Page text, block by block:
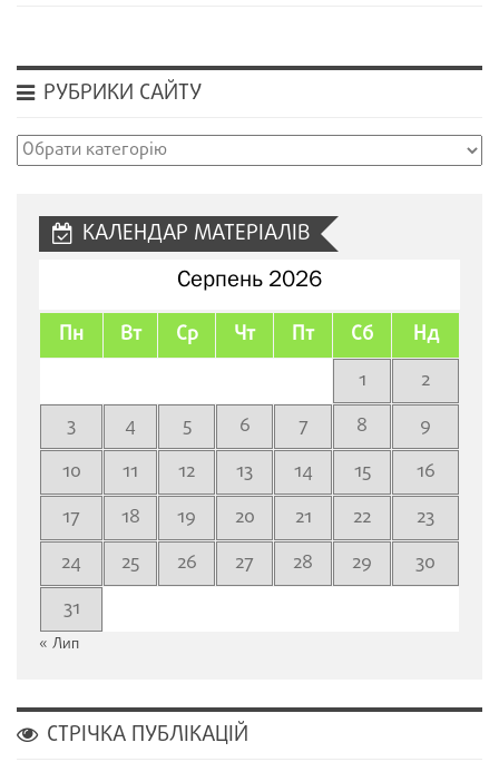
РУБРИКИ САЙТУ
Рубрики
КАЛЕНДАР МАТЕРІАЛІВ
Серпень 2026
Пн Вт Ср Чт Пт Сб Нд
1
2
3
4 5 6 7 8
9
10
11 12 13 14 15
16
17
18 19 20 21 22
23
24
25 26 27 28 29
30
31
« Лип
СТРІЧКА ПУБЛІКАЦІЙ